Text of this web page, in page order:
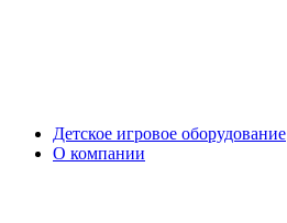
Детское игровое оборудование
О компании